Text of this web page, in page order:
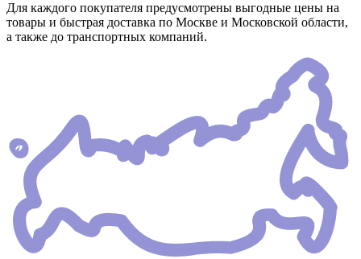
Для каждого покупателя предусмотрены выгодные цены на
товары и быстрая доставка по Москве и Московской области,
а также до транспортных компаний.